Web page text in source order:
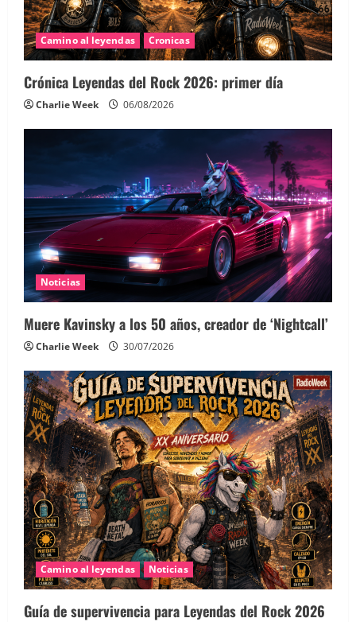
Camino al leyendas Cronicas
Crónica Leyendas del Rock 2026: primer día
Charlie Week 06/08/2026
Noticias
Muere Kavinsky a los 50 años, creador de ‘Nightcall’
Charlie Week 30/07/2026
Camino al leyendas Noticias
Guía de supervivencia para Leyendas del Rock 2026